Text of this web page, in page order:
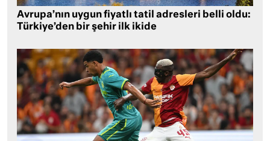
Avrupa’nın uygun fiyatlı tatil adresleri belli oldu:
Türkiye’den bir şehir ilk ikide